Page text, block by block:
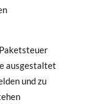
ausgestaltet
und zu